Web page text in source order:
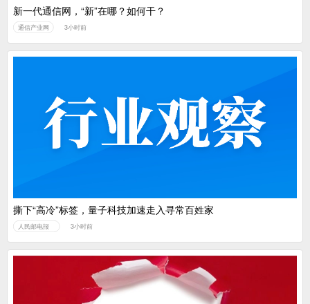
新一代通信网，“新”在哪？如何干？
通信产业网 3小时前
撕下“高冷”标签，量子科技加速走入寻常百姓家
人民邮电报 3小时前